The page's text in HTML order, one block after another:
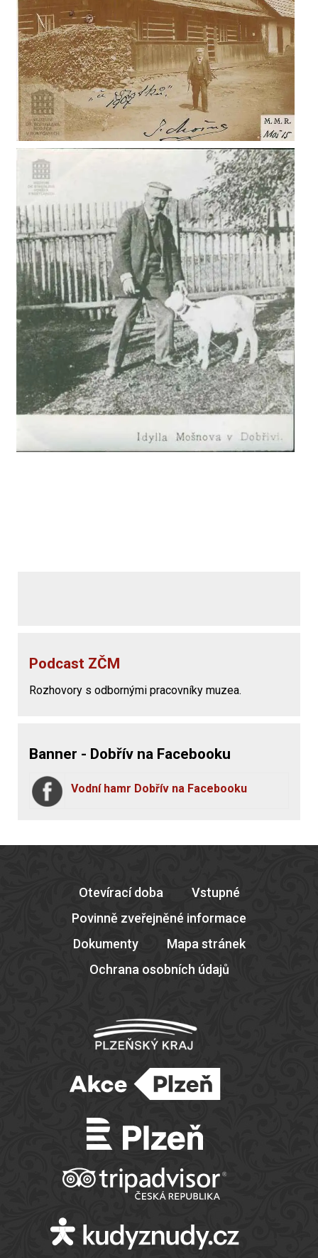
Podcast ZČM
Rozhovory s odbornými pracovníky muzea.
Banner - Dobřív na Facebooku
Vodní hamr Dobřív na Facebooku
Otevírací doba
Vstupné
Povinně zveřejněné informace
Dokumenty
Mapa stránek
Ochrana osobních údajů